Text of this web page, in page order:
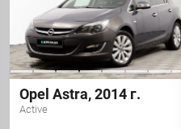
Opel Astra, 2014 г.
Active